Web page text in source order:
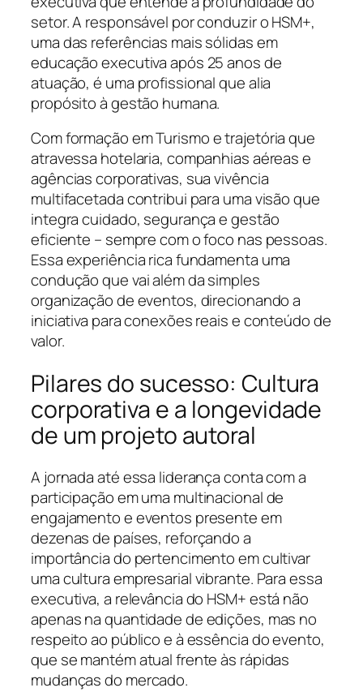
setor. A responsável por conduzir o HSM+,
uma das referências mais sólidas em
educação executiva após 25 anos de
atuação, é uma profissional que alia
propósito à gestão humana.
Com formação em Turismo e trajetória que
atravessa hotelaria, companhias aéreas e
agências corporativas, sua vivência
multifacetada contribui para uma visão que
integra cuidado, segurança e gestão
eficiente – sempre com o foco nas pessoas.
Essa experiência rica fundamenta uma
condução que vai além da simples
organização de eventos, direcionando a
iniciativa para conexões reais e conteúdo de
valor.
Pilares do sucesso: Cultura
corporativa e a longevidade
de um projeto autoral
A jornada até essa liderança conta com a
participação em uma multinacional de
engajamento e eventos presente em
dezenas de países, reforçando a
importância do pertencimento em cultivar
uma cultura empresarial vibrante. Para essa
executiva, a relevância do HSM+ está não
apenas na quantidade de edições, mas no
respeito ao público e à essência do evento,
que se mantém atual frente às rápidas
mudanças do mercado.